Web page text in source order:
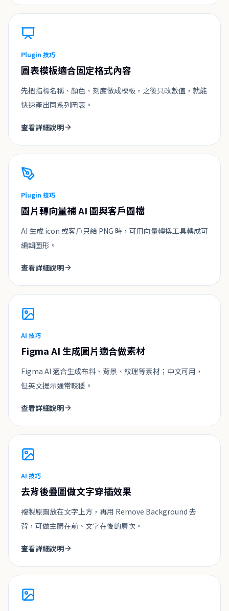
Plugin 技巧
圖表模板適合固定格式內容
先把指標名稱、顏色、刻度做成模板，之後只改數值，就能
快速產出同系列圖表。
查看詳細說明
Plugin 技巧
圖片轉向量補 AI 圖與客戶圖檔
AI 生成 icon 或客戶只給 PNG 時，可用向量轉換工具轉成可
編輯圖形。
查看詳細說明
AI 技巧
Figma AI 生成圖片適合做素材
Figma AI 適合生成布料、背景、紋理等素材；中文可用，
但英文提示通常較穩。
查看詳細說明
AI 技巧
去背後疊圖做文字穿插效果
複製原圖放在文字上方，再用 Remove Background 去
背，可做主體在前、文字在後的層次。
查看詳細說明